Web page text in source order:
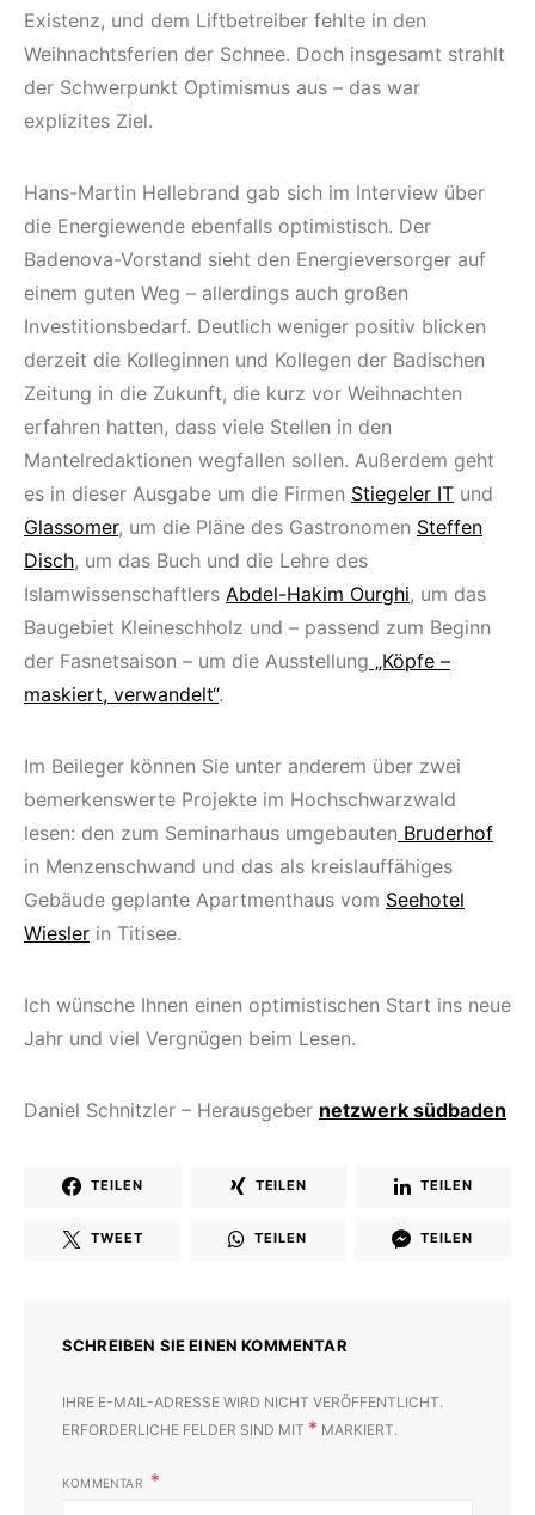
Existenz, und dem Liftbetreiber fehlte in den
Weihnachtsferien der Schnee. Doch insgesamt strahlt
der Schwerpunkt Optimismus aus – das war
explizites Ziel.
Hans-Martin Hellebrand gab sich im Interview über
die Energiewende ebenfalls optimistisch. Der
Badenova-Vorstand sieht den Energieversorger auf
einem guten Weg – allerdings auch großen
Investitionsbedarf. Deutlich weniger positiv blicken
derzeit die Kolleginnen und Kollegen der Badischen
Zeitung in die Zukunft, die kurz vor Weihnachten
erfahren hatten, dass viele Stellen in den
Mantelredaktionen wegfallen sollen. Außerdem geht
es in dieser Ausgabe um die Firmen Stiegeler IT und
Glassomer, um die Pläne des Gastronomen Steffen
Disch, um das Buch und die Lehre des
Islamwissenschaftlers Abdel-Hakim Ourghi, um das
Baugebiet Kleineschholz und – passend zum Beginn
der Fasnetsaison – um die Ausstellung „Köpfe –
maskiert, verwandelt“.
Im Beileger können Sie unter anderem über zwei
bemerkenswerte Projekte im Hochschwarzwald
lesen: den zum Seminar­haus umgebauten Bruderhof
in Menzenschwand und das als kreislauffähiges
Gebäude geplante Apartmenthaus vom Seehotel
Wiesler in Titisee.
Ich wünsche Ihnen einen optimistischen Start ins neue
Jahr und viel Vergnügen beim Lesen.
Daniel Schnitzler – Herausgeber netzwerk südbaden
TEILEN TEILEN TEILEN
TWEET TEILEN TEILEN
SCHREIBEN SIE EINEN KOMMENTAR
IHRE E-MAIL-ADRESSE WIRD NICHT VERÖFFENTLICHT.
ERFORDERLICHE FELDER SIND MIT * MARKIERT.
KOMMENTAR